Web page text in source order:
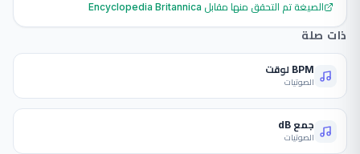
الصيغة تم التحقق منها مقابل Encyclopedia Britannica
ذات صلة
BPM لوقت
الصوتيات
جمع dB
الصوتيات